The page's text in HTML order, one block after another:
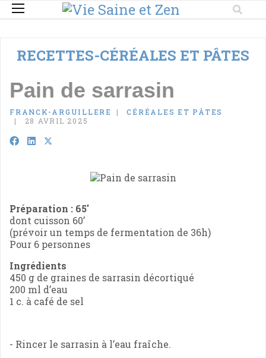
RECETTES-CÉRÉALES ET PÂTES
Pain de sarrasin
FRANCK-ARGUILLERE
CÉRÉALES ET PÂTES
28 AVRIL 2025
Préparation : 65'
dont cuisson 60’
(prévoir un temps de fermentation de 36h)
Pour 6 personnes
Ingrédients
450 g de graines de sarrasin décortiqué
200 ml d’eau
1 c. à café de sel
- Rincer le sarrasin à l’eau fraîche.